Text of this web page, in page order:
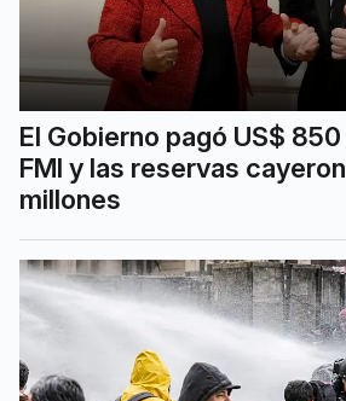
El Gobierno pagó US$
FMI y las reservas
millones